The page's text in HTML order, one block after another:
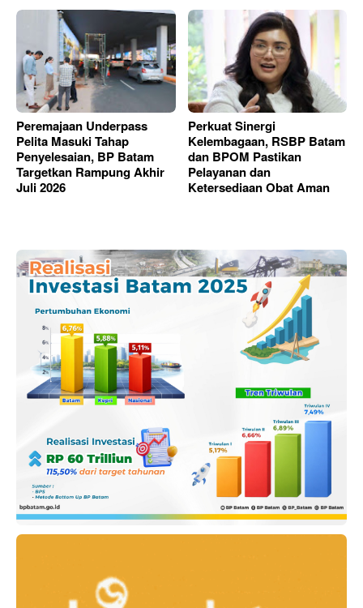
Peremajaan Underpass
Pelita Masuki Tahap
Penyelesaian, BP Batam
Targetkan Rampung Akhir
Juli 2026
Perkuat Sinergi
Kelembagaan, RSBP Batam
dan BPOM Pastikan
Pelayanan dan
Ketersediaan Obat Aman